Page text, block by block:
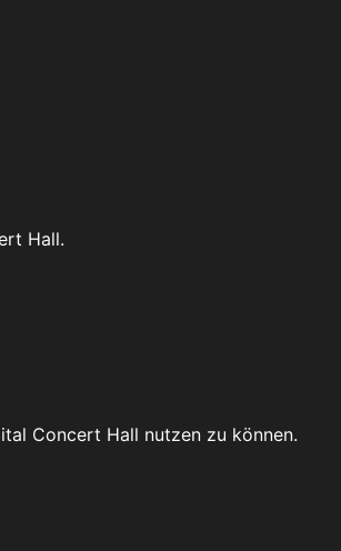
Hall.
Concert Hall nutzen zu können.